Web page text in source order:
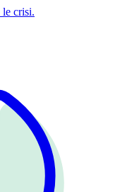
le crisi.